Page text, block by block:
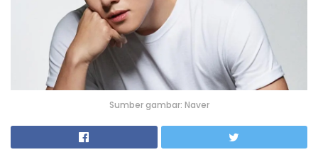
Sumber gambar: Naver